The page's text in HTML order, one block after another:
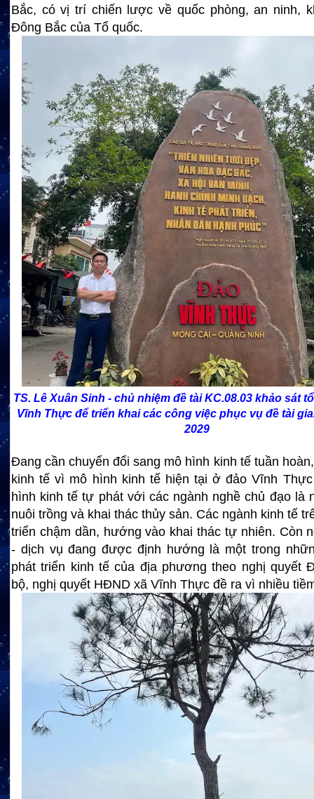
Bắc, có vị trí chiến lược về quốc phòng, an ninh,
Đông Bắc của Tổ quốc.
TS. Lê Xuân Sinh - chủ nhiệm đề tài KC.08.03 khảo sát
Vĩnh Thực để triển khai các công việc phục vụ đề tài
2029
Đang cần chuyển đổi sang mô hình kinh tế tuần
kinh tế vì mô hình kinh tế hiện tại ở đảo Vĩnh
hình kinh tế tự phát với các ngành nghề chủ đạo là
nuôi trồng và khai thác thủy sản. Các ngành kinh tế
triển chậm dần, hướng vào khai thác tự nhiên. Còn
- dịch vụ đang được định hướng là một trong
phát triển kinh tế của địa phương theo nghị quyết
bộ, nghị quyết HĐND xã Vĩnh Thực đề ra vì nhiều